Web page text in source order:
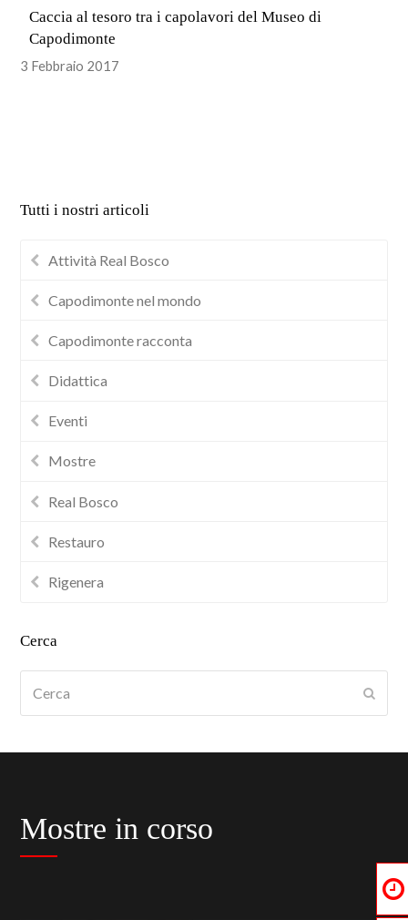
Caccia al tesoro tra i capolavori del Museo di
Capodimonte
3 Febbraio 2017
Tutti i nostri articoli
Attività Real Bosco
Capodimonte nel mondo
Capodimonte racconta
Didattica
Eventi
Mostre
Real Bosco
Restauro
Rigenera
Cerca
Mostre in corso